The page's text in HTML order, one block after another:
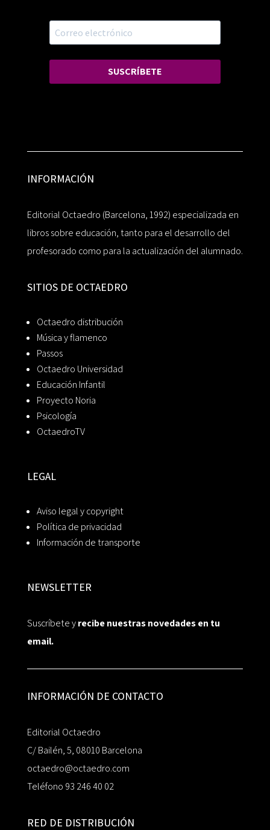
SUSCRÍBETE
INFORMACIÓN
Editorial Octaedro (Barcelona, 1992) especializada en
libros sobre educación, tanto para el desarrollo del
profesorado como para la actualización del alumnado.
SITIOS DE OCTAEDRO
Octaedro distribución
Música y flamenco
Passos
Octaedro Universidad
Educación Infantil
Proyecto Noria
Psicología
OctaedroTV
LEGAL
Aviso legal y copyright
Política de privacidad
Información de transporte
NEWSLETTER
Suscríbete yrecibe nuestras novedades en tu
email.
INFORMACIÓN DE CONTACTO
Editorial Octaedro
C/ Bailén, 5, 08010 Barcelona
octaedro@octaedro.com
Teléfono 93 246 40 02
RED DE DISTRIBUCIÓN